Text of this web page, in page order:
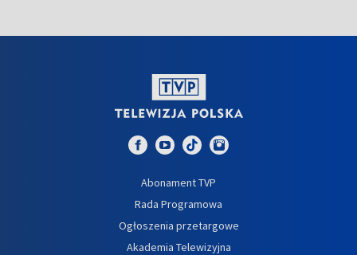
Abonament TVP
Rada Programowa
Ogłoszenia przetargowe
Akademia Telewizyjna